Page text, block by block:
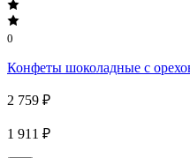
0
Конфеты шоколадные с
2 759 ₽
1 911 ₽